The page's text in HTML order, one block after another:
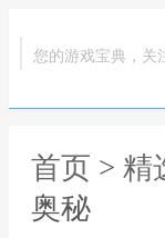
您的游戏宝典，关
首页 > 精
奥秘